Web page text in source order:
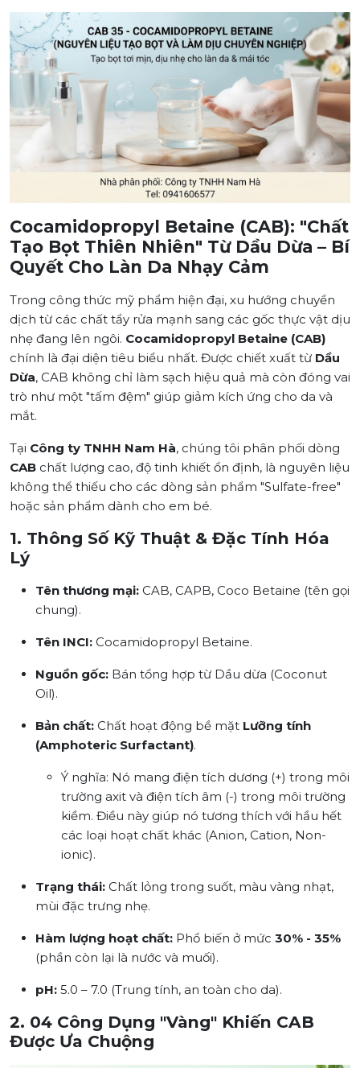
Cocamidopropyl Betaine (CAB): "Chất
Tạo Bọt Thiên Nhiên" Từ Dầu Dừa – Bí
Quyết Cho Làn Da Nhạy Cảm
Trong công thức mỹ phẩm hiện đại, xu hướng chuyển
dịch từ các chất tẩy rửa mạnh sang các gốc thực vật dịu
nhẹ đang lên ngôi. Cocamidopropyl Betaine (CAB)
chính là đại diện tiêu biểu nhất. Được chiết xuất từ Dầu
Dừa, CAB không chỉ làm sạch hiệu quả mà còn đóng vai
trò như một "tấm đệm" giúp giảm kích ứng cho da và
mắt.
Tại Công ty TNHH Nam Hà, chúng tôi phân phối dòng
CAB chất lượng cao, độ tinh khiết ổn định, là nguyên liệu
không thể thiếu cho các dòng sản phẩm "Sulfate-free"
hoặc sản phẩm dành cho em bé.
1. Thông Số Kỹ Thuật & Đặc Tính Hóa
Lý
Tên thương mại: CAB, CAPB, Coco Betaine (tên gọi
chung).
Tên INCI: Cocamidopropyl Betaine.
Nguồn gốc: Bán tổng hợp từ Dầu dừa (Coconut
Oil).
Bản chất: Chất hoạt động bề mặt Lưỡng tính
(Amphoteric Surfactant).
Ý nghĩa: Nó mang điện tích dương (+) trong môi
trường axit và điện tích âm (-) trong môi trường
kiềm. Điều này giúp nó tương thích với hầu hết
các loại hoạt chất khác (Anion, Cation, Non-
ionic).
Trạng thái: Chất lỏng trong suốt, màu vàng nhạt,
mùi đặc trưng nhẹ.
Hàm lượng hoạt chất: Phổ biến ở mức 30% - 35%
(phần còn lại là nước và muối).
pH: 5.0 – 7.0 (Trung tính, an toàn cho da).
2. 04 Công Dụng "Vàng" Khiến CAB
Được Ưa Chuộng